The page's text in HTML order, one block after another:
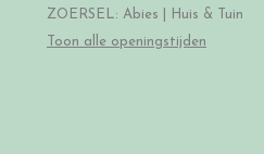
ZOERSEL: Abies | Huis & Tuin
Toon alle openingstijden